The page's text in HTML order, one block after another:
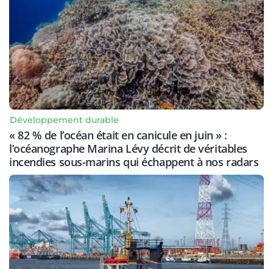
Développement durable
« 82 % de l’océan était en canicule en juin » :
l’océanographe Marina Lévy décrit de véritables
incendies sous-marins qui échappent à nos radars